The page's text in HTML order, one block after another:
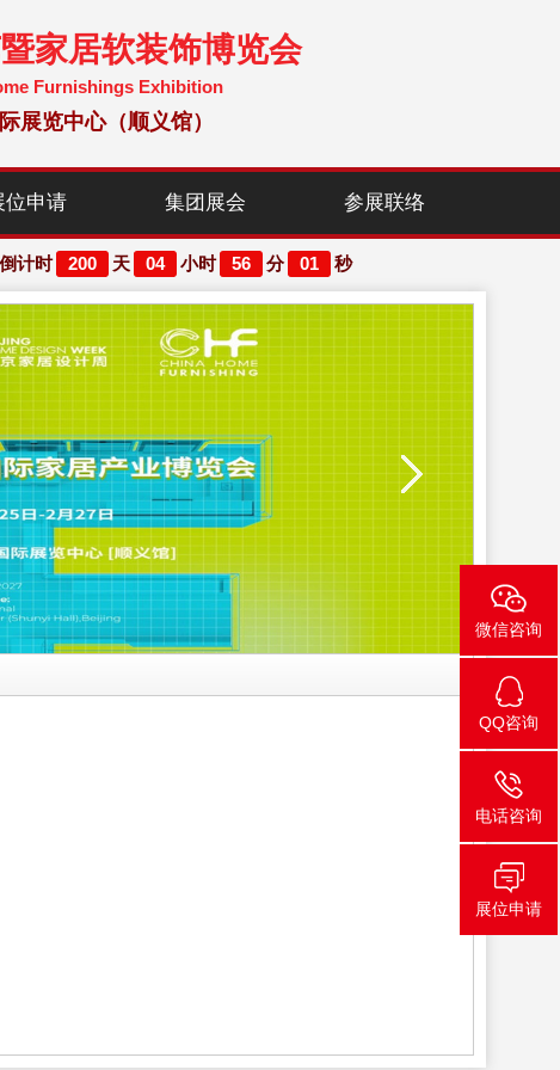
家居软装饰博览会
Furnishings Exhibition
展览中心（顺义馆）
位申请 集团展会 参展联络
计时 200 天 04 小时 56 分 01 秒
微信咨询
QQ咨询
电话咨询
展位申请